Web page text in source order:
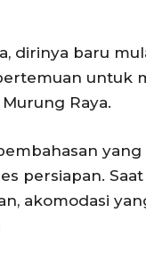
dirinya baru
untuk
Raya.
persiapan.
akomodasi